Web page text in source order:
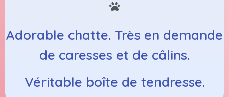
Adorable chatte. Très en demande
de caresses et de câlins.
Véritable boîte de tendresse.